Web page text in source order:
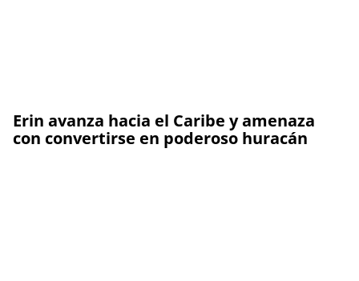
Erin avanza hacia el Caribe y amenaza
con convertirse en poderoso huracán